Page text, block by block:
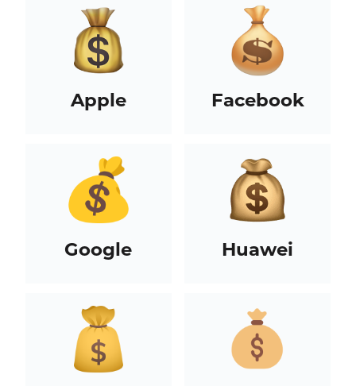
Apple Facebook
Google Huawei